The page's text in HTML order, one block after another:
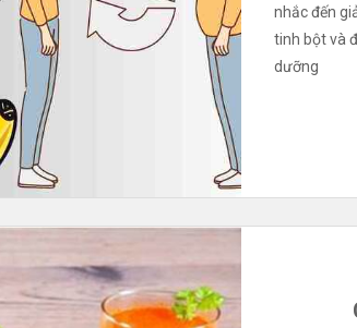
nhắc đến
tinh bột và
dưỡng